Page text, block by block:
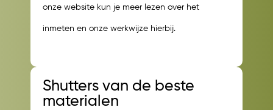
onze website kun je meer lezen over het
inmeten en onze werkwijze hierbij.
Shutters van de beste
materialen